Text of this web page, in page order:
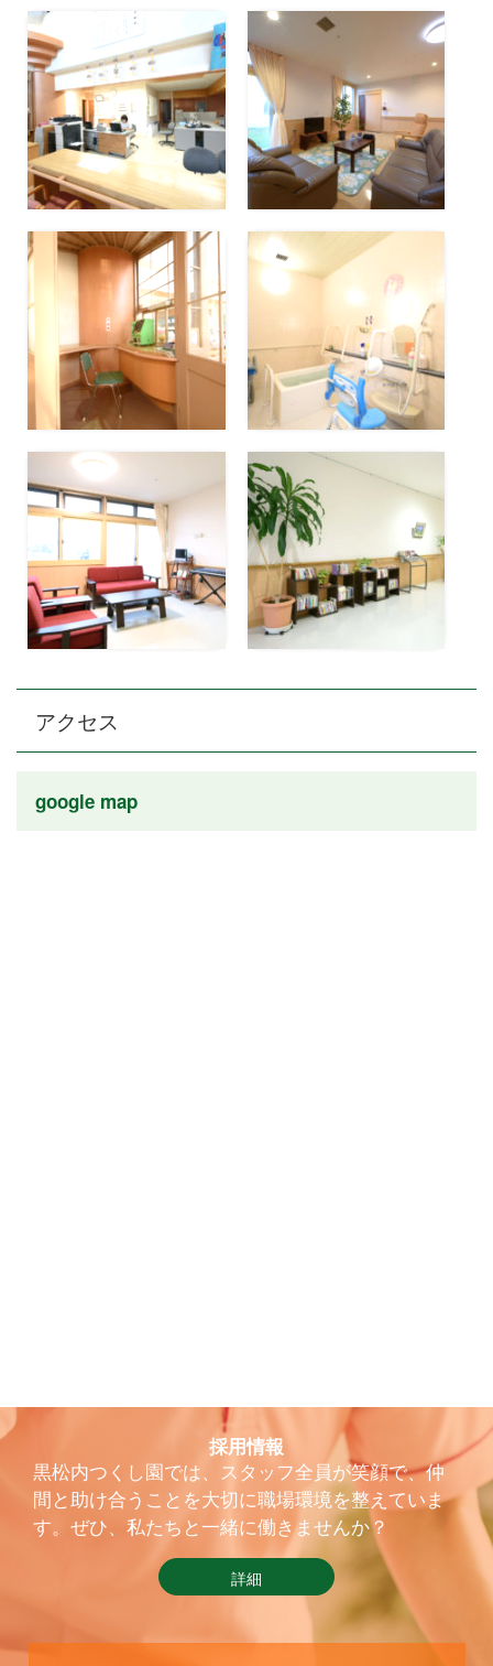
アクセス
google map
採用情報
黒松内つくし園では、スタッフ全員が笑顔で、仲
間と助け合うことを大切に職場環境を整えていま
す。ぜひ、私たちと一緒に働きませんか？
詳細